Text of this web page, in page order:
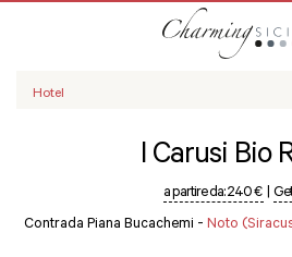
Hotel
I Carusi Bio
a partire da:240 € |
Contrada Piana Bucachemi - Noto